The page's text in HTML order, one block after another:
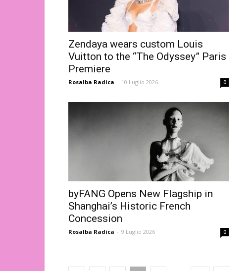
Zendaya wears custom Louis
Vuitton to the “The Odyssey” Paris
Premiere
Rosalba Radica - 10 Luglio 2026 0
byFANG Opens New Flagship in
Shanghai’s Historic French
Concession
Rosalba Radica - 9 Luglio 2026 0